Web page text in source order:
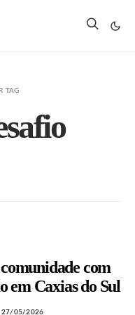
TAG
com
em Caxias do Sul
27/05/2026